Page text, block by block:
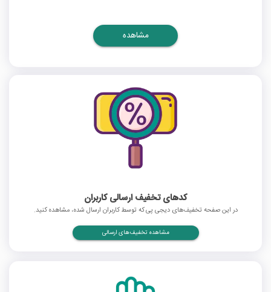
مشاهده
کدهای تخفیف ارسالی کاربران
در این صفحه تخفیف‌های دیجی پی که توسط کاربران ارسال شده، مشاهده کنید.
مشاهده تخفیف‌های ارسالی